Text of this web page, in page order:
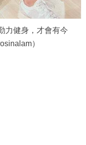
力健身，才會有今
）